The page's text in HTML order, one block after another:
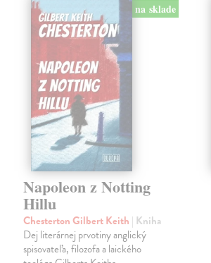
na sklade
Napoleon z Notting
Hillu
Chesterton Gilbert Keith | Kniha
Dej literárnej prvotiny anglický
spisovateľa, filozofa a laického